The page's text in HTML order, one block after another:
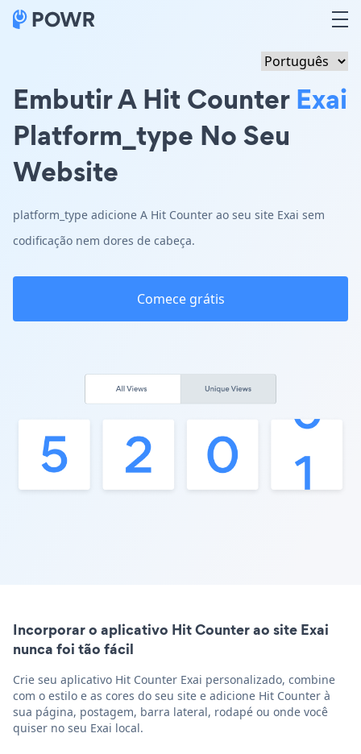
Embutir A Hit CounterExai
Platform_type No Seu
Website
platform_type adicione A Hit Counter ao seu site Exai sem
codificação nem dores de cabeça.
Comece grátis
Incorporar o aplicativo Hit Counter ao site Exai
nunca foi tão fácil
Crie seu aplicativo Hit Counter Exai personalizado, combine
com o estilo e as cores do seu site e adicione Hit Counter à
sua página, postagem, barra lateral, rodapé ou onde você
quiser no seu Exai local.